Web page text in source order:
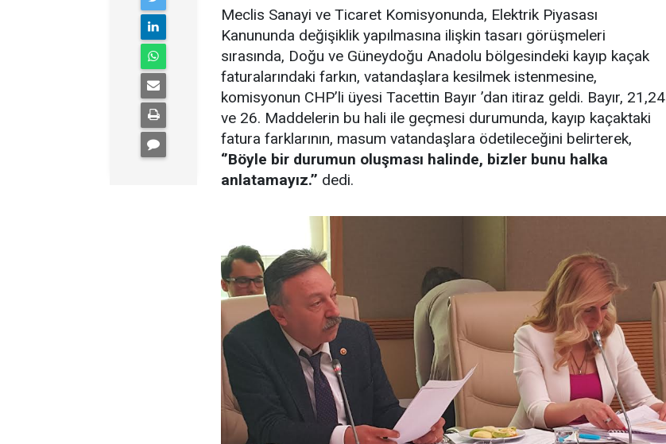
Meclis Sanayi ve Ticaret Komisyonunda, Elektrik Piyasası
Kanununda değişiklik yapılmasına ilişkin tasarı görüşmeleri
sırasında, Doğu ve Güneydoğu Anadolu bölgesindeki kayıp kaçak
faturalarındaki farkın, vatandaşlara kesilmek istenmesine,
komisyonun CHP’li üyesi Tacettin Bayır ’dan itiraz geldi. Bayır, 21,24
ve 26. Maddelerin bu hali ile geçmesi durumunda, kayıp kaçaktaki
fatura farklarının, masum vatandaşlara ödetileceğini belirterek,
‘’Böyle bir durumun oluşması halinde, bizler bunu halka
anlatamayız.’’ dedi.